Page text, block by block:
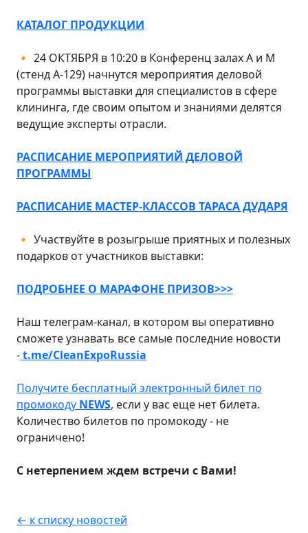
КАТАЛОГ ПРОДУКЦИИ
🔸 24 ОКТЯБРЯ в 10:20 в Конференц залах А и М
(стенд А-129) начнутся мероприятия деловой
программы выставки для специалистов в сфере
клининга, где своим опытом и знаниями делятся
ведущие эксперты отрасли.
РАСПИСАНИЕ МЕРОПРИЯТИЙ ДЕЛОВОЙ
ПРОГРАММЫ
РАСПИСАНИЕ МАСТЕР-КЛАССОВ ТАРАСА ДУДАРЯ
🔸 Участвуйте в розыгрыше приятных и полезных
подарков от участников выставки:
ПОДРОБНЕЕ О МАРАФОНЕ ПРИЗОВ>>>
Наш телеграм-канал, в котором вы оперативно
сможете узнавать все самые последние новости
-t.me/CleanExpoRussia
Получите бесплатный электронный билет по
промокоду NEWS, если у вас еще нет билета.
Количество билетов по промокоду - не
ограничено!
С нетерпением ждем встречи с Вами!
← к списку новостей